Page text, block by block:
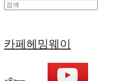
카페헤밍웨이